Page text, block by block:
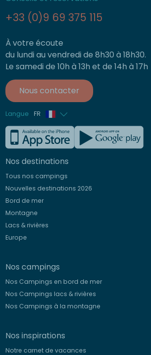
+33 (0)9 69 375 115
À votre écoute
du lundi au vendredi de 8h30 à 18h30.
Le samedi de 10h à 13h et de 14h à 17h
Nous contacter
Langue FR
Anglais
Allemand
Italien
Espagnol
Néerlandais
Nos destinations
Tous nos campings
Nouvelles destinations 2026
Bord de mer
Montagne
Lacs & rivières
Europe
Nos campings
Nos Campings en bord de mer
Nos Campings lacs & rivières
Nos Campings à la montagne
Nos inspirations
Notre carnet de vacances